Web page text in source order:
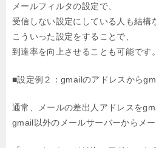
メールフィルタの設定で、
受信しない設定にしている人も結構
こういった設定をすることで、
到達率を向上させることも可能です。
■設定例２：gmailのアドレスから
通常、メールの差出人アドレスを
gmail以外のメールサーバーからメー